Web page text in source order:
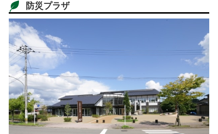
ご依頼/お問い合わせ
防災プラザ